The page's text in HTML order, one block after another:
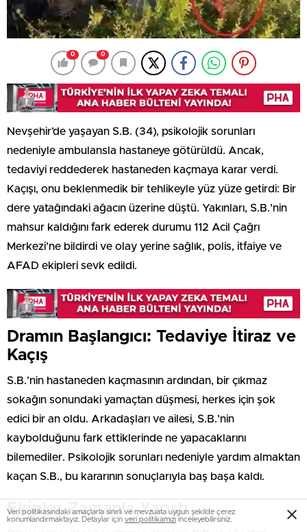
0 0
Nevşehir’de yaşayan S.B. (34), psikolojik sorunları
nedeniyle ambulansla hastaneye götürüldü. Ancak,
tedaviyi reddederek hastaneden kaçmaya karar verdi.
Kaçışı, onu beklenmedik bir tehlikeyle yüz yüze getirdi: Bir
dere yatağındaki ağacın üzerine düştü. Yakınları, S.B.’nin
mahsur kaldığını fark ederek durumu 112 Acil Çağrı
Merkezi’ne bildirdi ve olay yerine sağlık, polis, itfaiye ve
AFAD ekipleri sevk edildi.
Dramın Başlangıcı: Tedaviye İtiraz ve
Kaçış
S.B.’nin hastaneden kaçmasının ardından, bir çıkmaz
sokağın sonundaki yamaçtan düşmesi, herkes için şok
edici bir an oldu. Arkadaşları ve ailesi, S.B.’nin
kaybolduğunu fark ettiklerinde ne yapacaklarını
bilemediler. Psikolojik sorunları nedeniyle yardım almaktan
kaçan S.B., bu kararının sonuçlarıyla baş başa kaldı.
Ekipler Zamanla Yarıştı
Veri politikasındaki amaçlarla sınırlı ve mevzuata uygun şekilde çerez
konumlandırmaktayız. Detaylar için veri politikamızı inceleyebilirsiniz.